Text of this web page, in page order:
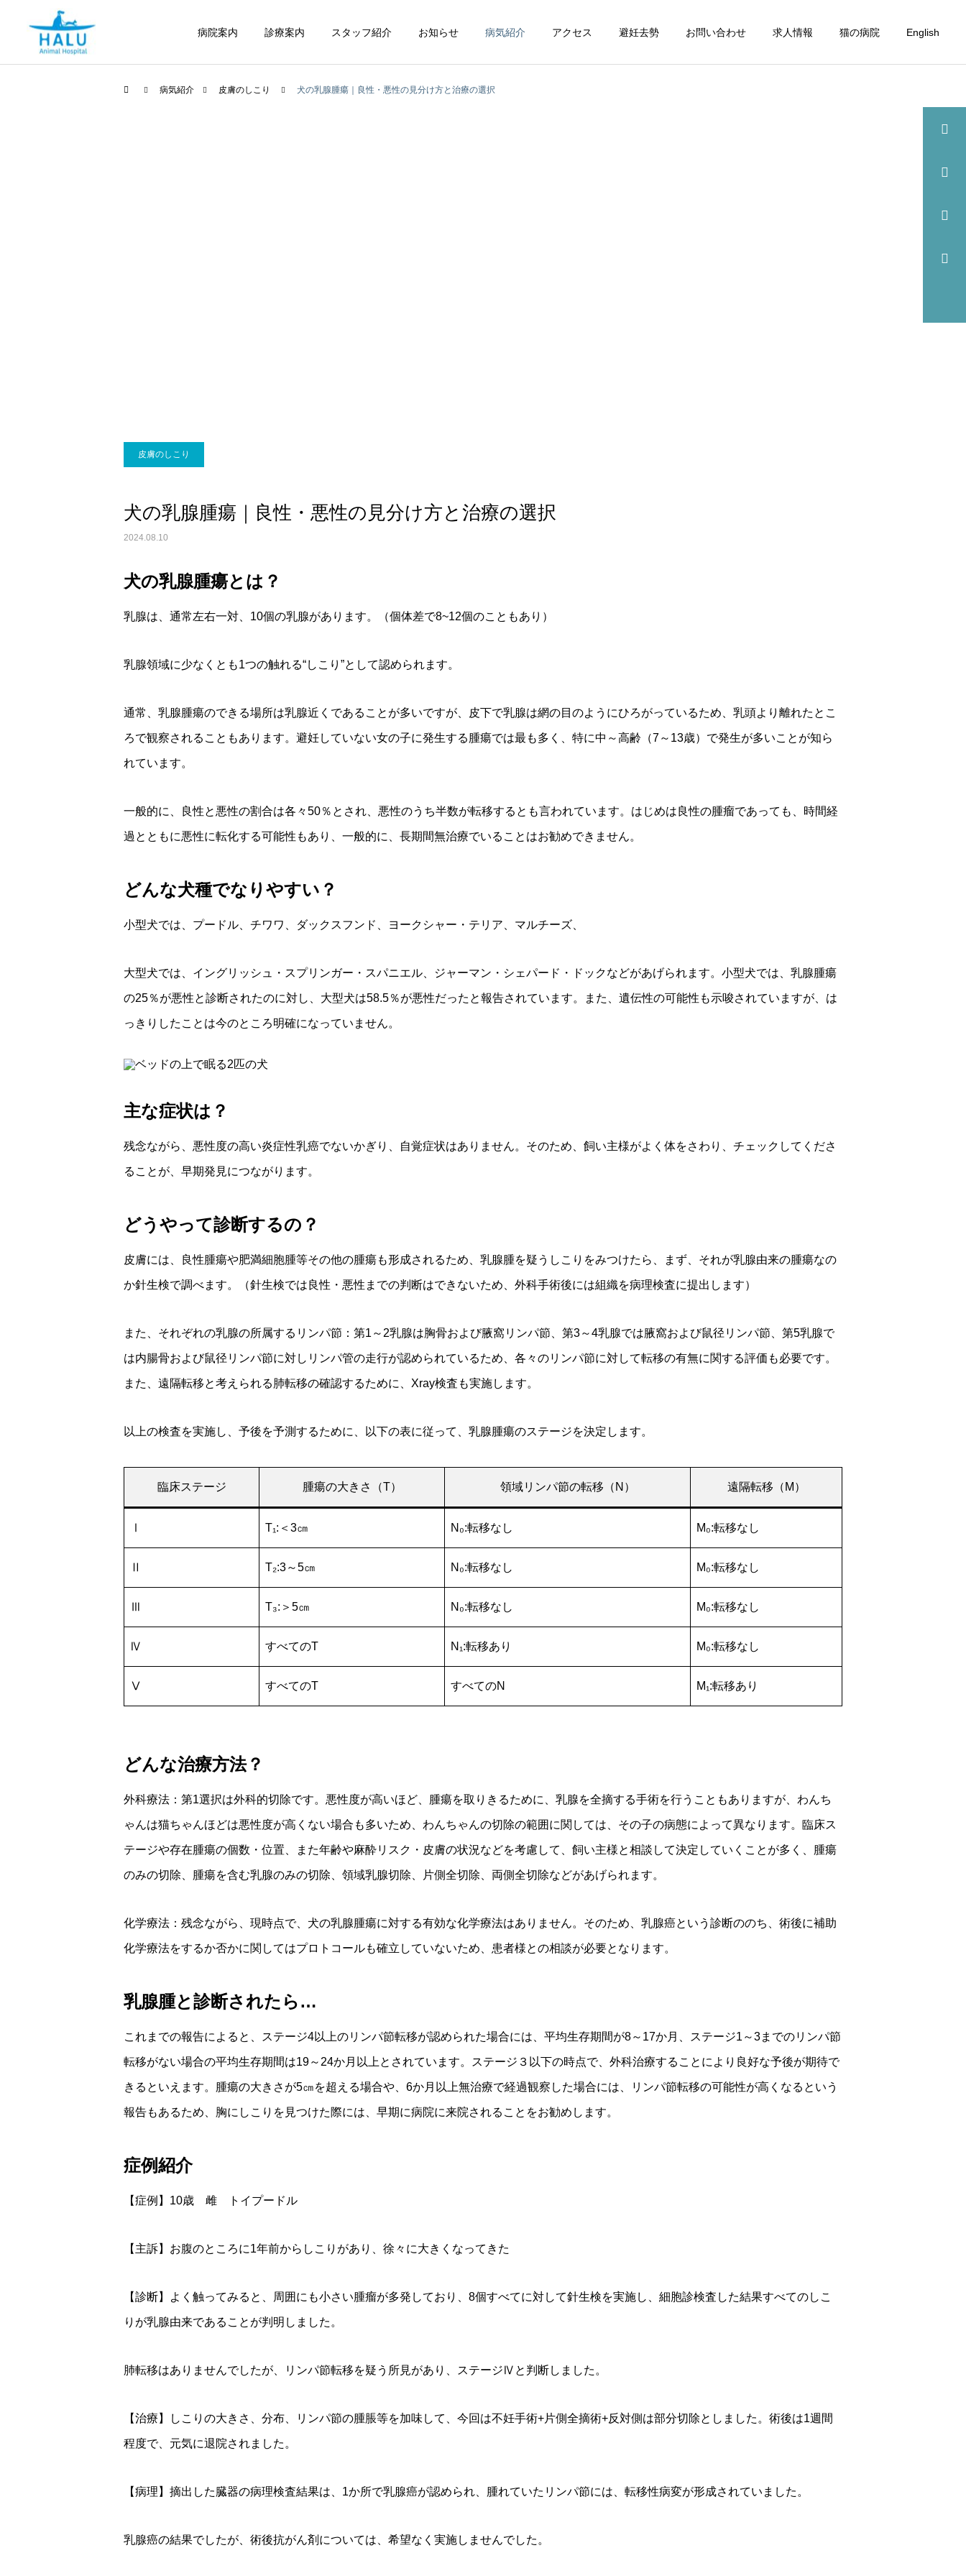
病院案内 診療案内 スタッフ紹介 お知らせ 病気紹介 アクセス 避妊去勢 お問い合わせ 求人情報 猫の病院 English
病気紹介 皮膚のしこり 犬の乳腺腫瘍｜良性・悪性の見分け方と治療の選択
皮膚のしこり
犬の乳腺腫瘍｜良性・悪性の見分け方と治療の選択
2024.08.10
犬の乳腺腫瘍とは？
乳腺は、通常左右一対、10個の乳腺があります。（個体差で8~12個のこともあり）
乳腺領域に少なくとも1つの触れる“しこり”として認められます。
通常、乳腺腫瘍のできる場所は乳腺近くであることが多いですが、皮下で乳腺は網の目のようにひろがっているため、乳頭より離れたとこ
ろで観察されることもあります。避妊していない女の子に発生する腫瘍では最も多く、特に中～高齢（7～13歳）で発生が多いことが知ら
れています。
一般的に、良性と悪性の割合は各々50％とされ、悪性のうち半数が転移するとも言われています。はじめは良性の腫瘤であっても、時間経
過とともに悪性に転化する可能性もあり、一般的に、長期間無治療でいることはお勧めできません。
どんな犬種でなりやすい？
小型犬では、プードル、チワワ、ダックスフンド、ヨークシャー・テリア、マルチーズ、
大型犬では、イングリッシュ・スプリンガー・スパニエル、ジャーマン・シェパード・ドックなどがあげられます。小型犬では、乳腺腫瘍
の25％が悪性と診断されたのに対し、大型犬は58.5％が悪性だったと報告されています。また、遺伝性の可能性も示唆されていますが、は
っきりしたことは今のところ明確になっていません。
主な症状は？
残念ながら、悪性度の高い炎症性乳癌でないかぎり、自覚症状はありません。そのため、飼い主様がよく体をさわり、チェックしてくださ
ることが、早期発見につながります。
どうやって診断するの？
皮膚には、良性腫瘍や肥満細胞腫等その他の腫瘍も形成されるため、乳腺腫を疑うしこりをみつけたら、まず、それが乳腺由来の腫瘍なの
か針生検で調べます。（針生検では良性・悪性までの判断はできないため、外科手術後には組織を病理検査に提出します）
また、それぞれの乳腺の所属するリンパ節：第1～2乳腺は胸骨および腋窩リンパ節、第3～4乳腺では腋窩および鼠径リンパ節、第5乳腺で
は内腸骨および鼠径リンパ節に対しリンパ管の走行が認められているため、各々のリンパ節に対して転移の有無に関する評価も必要です。
また、遠隔転移と考えられる肺転移の確認するために、Xray検査も実施します。
以上の検査を実施し、予後を予測するために、以下の表に従って、乳腺腫瘍のステージを決定します。
臨床ステージ 腫瘍の大きさ（T） 領域リンパ節の転移（N） 遠隔転移（M）
Ⅰ T₁:＜3㎝ N₀:転移なし M₀:転移なし
Ⅱ T₂:3～5㎝ N₀:転移なし M₀:転移なし
Ⅲ T₃:＞5㎝ N₀:転移なし M₀:転移なし
Ⅳ すべてのT N₁:転移あり M₀:転移なし
Ⅴ すべてのT すべてのN M₁:転移あり
どんな治療方法？
外科療法：第1選択は外科的切除です。悪性度が高いほど、腫瘍を取りきるために、乳腺を全摘する手術を行うこともありますが、わんち
ゃんは猫ちゃんほどは悪性度が高くない場合も多いため、わんちゃんの切除の範囲に関しては、その子の病態によって異なります。臨床ス
テージや存在腫瘍の個数・位置、また年齢や麻酔リスク・皮膚の状況などを考慮して、飼い主様と相談して決定していくことが多く、腫瘍
のみの切除、腫瘍を含む乳腺のみの切除、領域乳腺切除、片側全切除、両側全切除などがあげられます。
化学療法：残念ながら、現時点で、犬の乳腺腫瘍に対する有効な化学療法はありません。そのため、乳腺癌という診断ののち、術後に補助
化学療法をするか否かに関してはプロトコールも確立していないため、患者様との相談が必要となります。
乳腺腫と診断されたら…
これまでの報告によると、ステージ4以上のリンパ節転移が認められた場合には、平均生存期間が8～17か月、ステージ1～3までのリンパ節
転移がない場合の平均生存期間は19～24か月以上とされています。ステージ３以下の時点で、外科治療することにより良好な予後が期待で
きるといえます。腫瘍の大きさが5㎝を超える場合や、6か月以上無治療で経過観察した場合には、リンパ節転移の可能性が高くなるという
報告もあるため、胸にしこりを見つけた際には、早期に病院に来院されることをお勧めします。
症例紹介
【症例】10歳 雌 トイプードル
【主訴】お腹のところに1年前からしこりがあり、徐々に大きくなってきた
【診断】よく触ってみると、周囲にも小さい腫瘤が多発しており、8個すべてに対して針生検を実施し、細胞診検査した結果すべてのしこ
りが乳腺由来であることが判明しました。
肺転移はありませんでしたが、リンパ節転移を疑う所見があり、ステージⅣと判断しました。
【治療】しこりの大きさ、分布、リンパ節の腫脹等を加味して、今回は不妊手術+片側全摘術+反対側は部分切除としました。術後は1週間
程度で、元気に退院されました。
【病理】摘出した臓器の病理検査結果は、1か所で乳腺癌が認められ、腫れていたリンパ節には、転移性病変が形成されていました。
乳腺癌の結果でしたが、術後抗がん剤については、希望なく実施しませんでした。